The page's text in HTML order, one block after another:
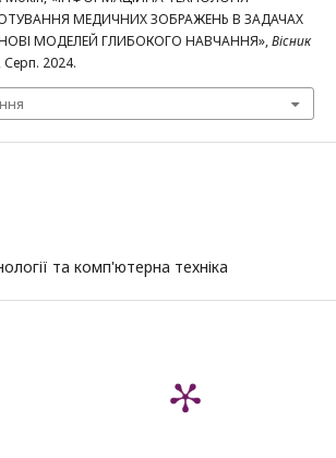
МЕДИЧНИХ ЗОБРАЖЕНЬ В ЗАДАЧАХ
МОДЕЛЕЙ ГЛИБОКОГО НАВЧАННЯ»,Вісник
Серп. 2024.
та комп'ютерна техніка